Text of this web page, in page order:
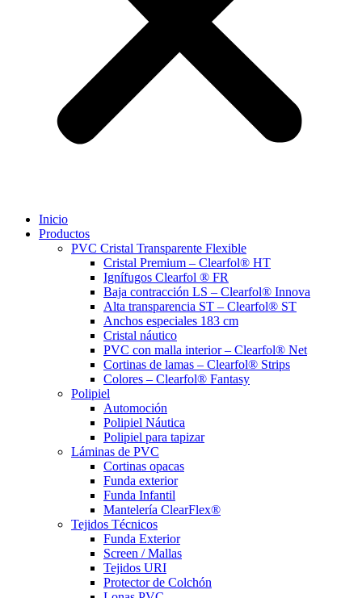
Inicio
Productos
PVC Cristal Transparente Flexible
Cristal Premium – Clearfol® HT
Ignífugos Clearfol ® FR
Baja contracción LS – Clearfol® Innova
Alta transparencia ST – Clearfol® ST
Anchos especiales 183 cm
Cristal náutico
PVC con malla interior – Clearfol® Net
Cortinas de lamas – Clearfol® Strips
Colores – Clearfol® Fantasy
Polipiel
Automoción
Polipiel Náutica
Polipiel para tapizar
Láminas de PVC
Cortinas opacas
Funda exterior
Funda Infantil
Mantelería ClearFlex®
Tejidos Técnicos
Funda Exterior
Screen / Mallas
Tejidos URI
Protector de Colchón